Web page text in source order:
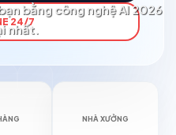
24/7
NHÀ XƯỞNG
bằng công nghệ AI 2026
nhất.